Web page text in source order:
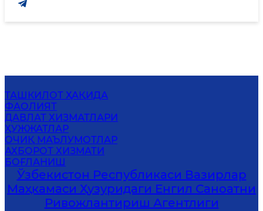
ТАШКИЛОТ ҲАҚИДА
ФАОЛИЯТ
ДАВЛАТ ХИЗМАТЛАРИ
ҲУЖЖАТЛАР
ОЧИҚ МАЪЛУМОТЛАР
АХБОРОТ ХИЗМАТИ
БОҒЛАНИШ
Ўзбекистон Республикаси Вазирлар
Маҳкамаси Ҳузуридаги Енгил Саноатни
Ривожлантириш Агентлиги